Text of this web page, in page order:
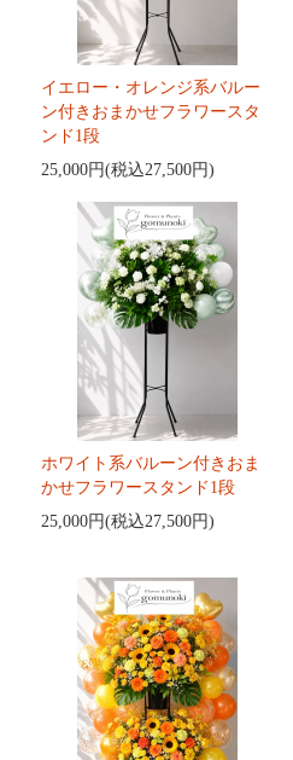
イエロー・オレンジ系バルー
ン付きおまかせフラワースタ
ンド1段
25,000円(税込27,500円)
ホワイト系バルーン付きおま
かせフラワースタンド1段
25,000円(税込27,500円)